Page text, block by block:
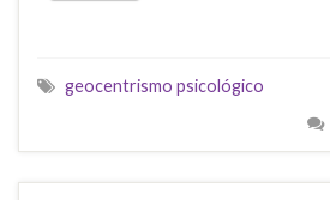
geocentrismo psicológico